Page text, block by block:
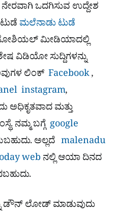
ಒದಗಿಸುವ ಉದ್ದೇಶ
ಮಲೆನಾಡು ಟುಡೆ
ಮೀಡಿಯಾದಲ್ಲಿ
ವಿಡಿಯೋ ಸುದ್ದಿಗಳನ್ನು
ಲಿಂಕ್ Facebook,
instagram,
ಅಧಿಕೃತವಾದ ಮತ್ತು
ನಮ್ಮ ಬಗ್ಗೆ google
ಅಲ್ಲದೆ malenadu
web ನಲ್ಲಿ ಆಯಾ ದಿನದ
ಡೌನ್​ ಲೋಡ್ ಮಾಡುವುದು